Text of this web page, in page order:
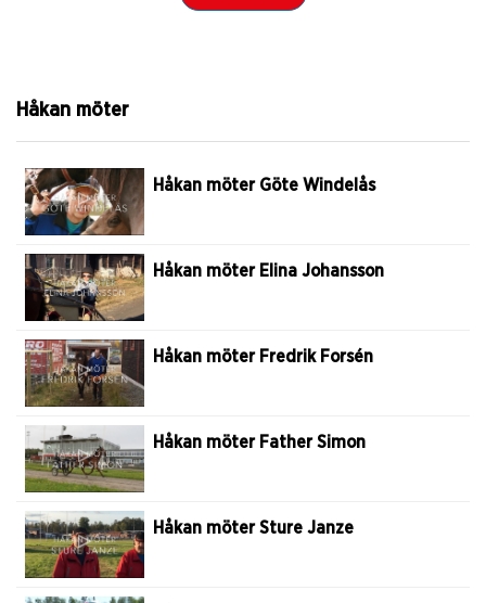
Håkan möter
Håkan möter Göte Windelås
Håkan möter Elina Johansson
Håkan möter Fredrik Forsén
Håkan möter Father Simon
Håkan möter Sture Janze